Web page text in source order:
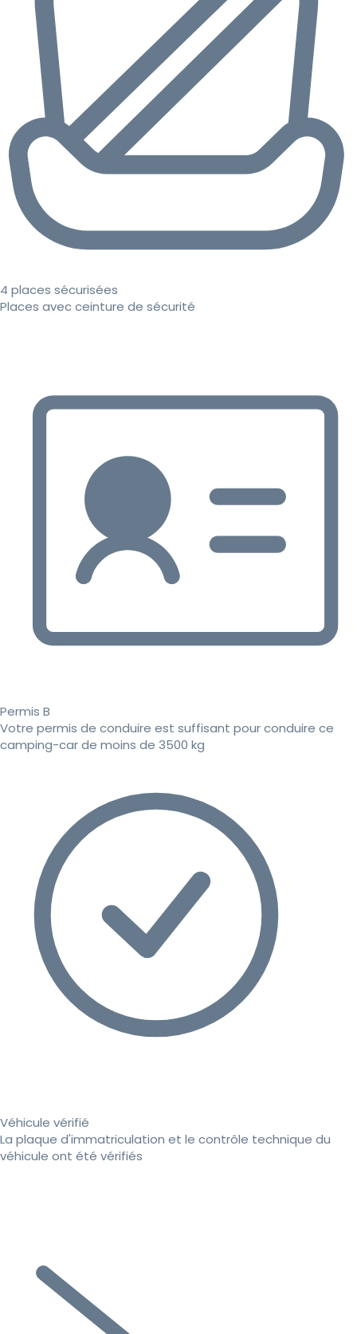
4 places sécurisées
Places avec ceinture de sécurité
Permis B
Votre permis de conduire est suffisant pour conduire ce
camping-car de moins de 3500 kg
Véhicule vérifié
La plaque d'immatriculation et le contrôle technique du
véhicule ont été vérifiés